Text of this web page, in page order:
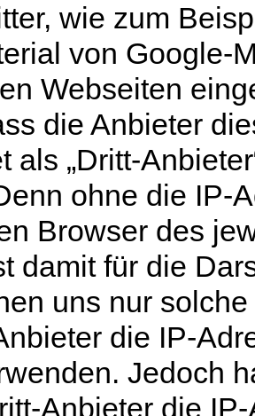
wie zum
von Google-
Webseiten
die Anbieter
als „Dritt-
ohne die IP-
Browser des
damit für die
uns nur
die IP-
Jedoch
Anbieter die